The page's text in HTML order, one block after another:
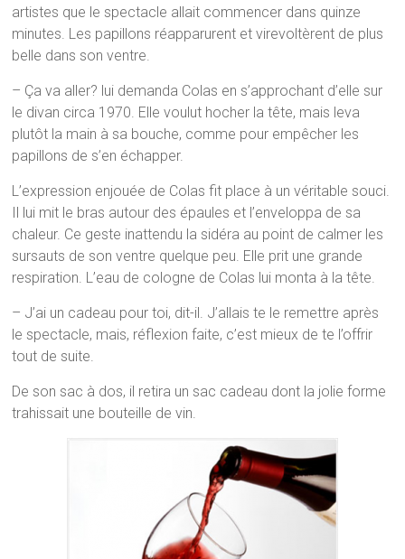
artistes que le spectacle allait commencer dans quinze
minutes. Les papillons réapparurent et virevoltèrent de plus
belle dans son ventre.
– Ça va aller? lui demanda Colas en s’approchant d’elle sur
le divan circa 1970. Elle voulut hocher la tête, mais leva
plutôt la main à sa bouche, comme pour empêcher les
papillons de s’en échapper.
L’expression enjouée de Colas fit place à un véritable souci.
Il lui mit le bras autour des épaules et l’enveloppa de sa
chaleur. Ce geste inattendu la sidéra au point de calmer les
sursauts de son ventre quelque peu. Elle prit une grande
respiration. L’eau de cologne de Colas lui monta à la tête.
– J’ai un cadeau pour toi, dit-il. J’allais te le remettre après
le spectacle, mais, réflexion faite, c’est mieux de te l’offrir
tout de suite.
De son sac à dos, il retira un sac cadeau dont la jolie forme
trahissait une bouteille de vin.